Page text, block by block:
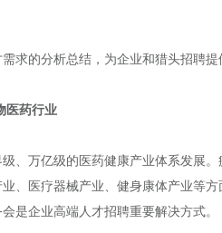
求的分析总结，为企业和猎头招聘提
医药行业
、万亿级的医药健康产业体系发展
、医疗器械产业、健身康体产业等
是企业高端人才招聘重要解决方式。